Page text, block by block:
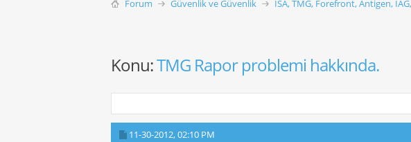
Forum Güvenlik ve Güvenlik ISA, TMG, Forefront, Antigen,
Konu:TMG Rapor problemi hakkında.
11-30-2012,02:10 PM